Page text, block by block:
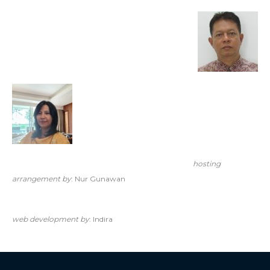
arrangement by: Nur Gunawan
web development by: Indira